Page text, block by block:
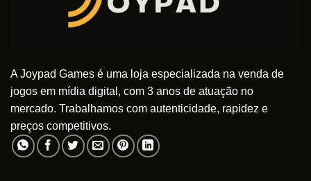
A Joypad Games é uma loja especializada na venda de
jogos em mídia digital, com 3 anos de atuação no
mercado. Trabalhamos com autenticidade, rapidez e
preços competitivos.